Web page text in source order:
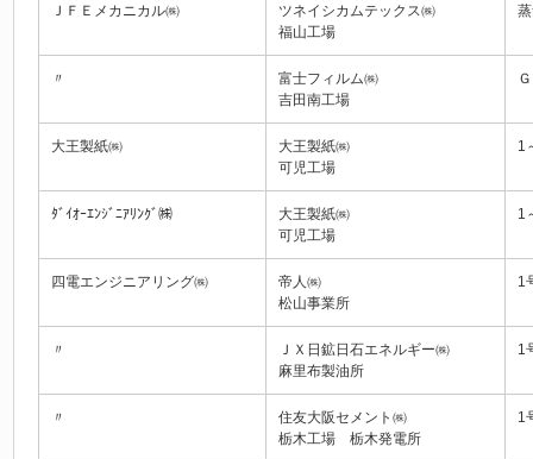
ＪＦＥメカニカル㈱
ツネイシカムテックス㈱
福山工場
〃
富士フィルム㈱
吉田南工場
大王製紙㈱
大王製紙㈱
可児工場
1
ﾀﾞｲｵｰｴﾝｼﾞﾆｱﾘﾝｸﾞ㈱
大王製紙㈱
可児工場
1
四電エンジニアリング㈱
帝人㈱
松山事業所
1
〃
ＪＸ日鉱日石エネルギー㈱
麻里布製油所
1
〃
住友大阪セメント㈱
栃木工場 栃木発電所
1